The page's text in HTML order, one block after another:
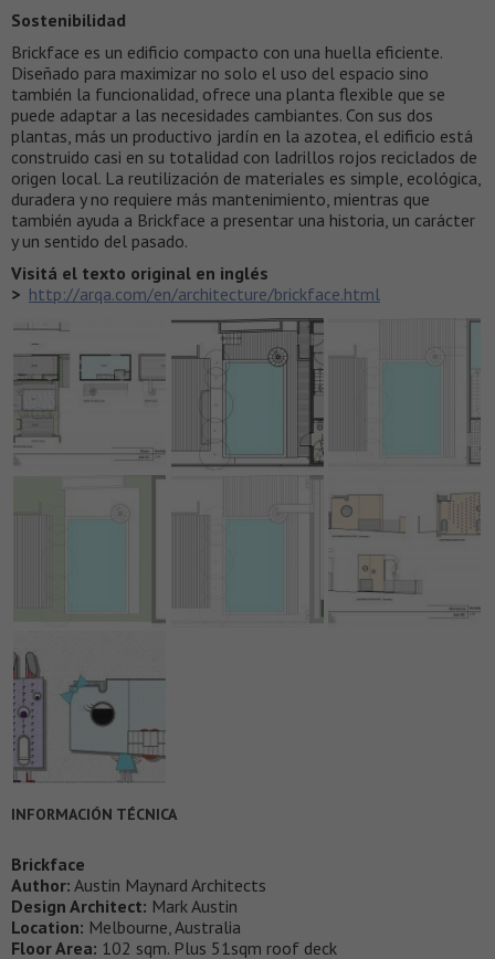
Sostenibilidad
Brickface es un edificio compacto con una huella eficiente.
Diseñado para maximizar no solo el uso del espacio sino
también la funcionalidad, ofrece una planta flexible que se
puede adaptar a las necesidades cambiantes. Con sus dos
plantas, más un productivo jardín en la azotea, el edificio está
construido casi en su totalidad con ladrillos rojos reciclados de
origen local. La reutilización de materiales es simple, ecológica,
duradera y no requiere más mantenimiento, mientras que
también ayuda a Brickface a presentar una historia, un carácter
y un sentido del pasado.
Visitá el texto original en inglés
> http://arqa.com/en/architecture/brickface.html
INFORMACIÓN TÉCNICA
Brickface
Author: Austin Maynard Architects
Design Architect: Mark Austin
Location: Melbourne, Australia
Floor Area: 102 sqm. Plus 51sqm roof deck